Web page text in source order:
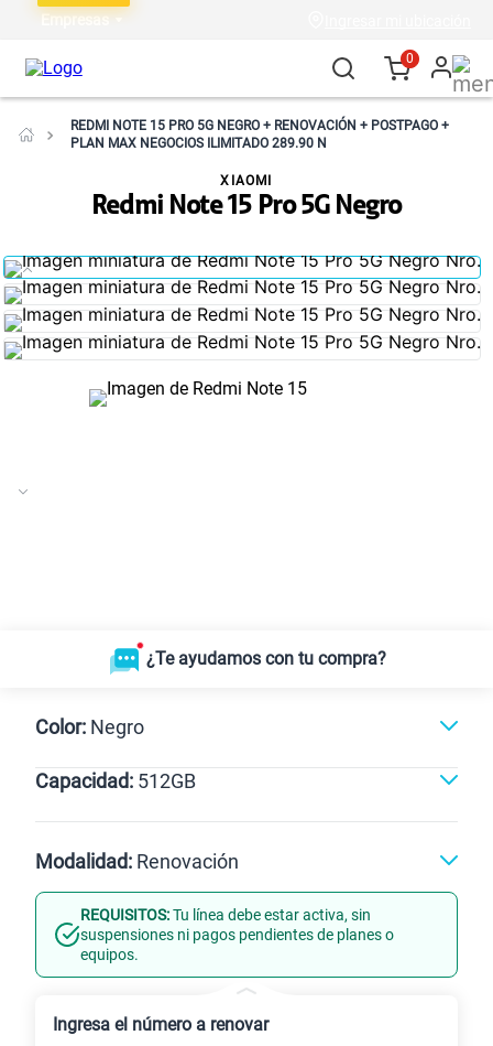
Empresas
0
REDMI NOTE 15 PRO 5G NEGRO + RENOVACIÓN + POSTPAGO +
PLAN MAX NEGOCIOS ILIMITADO 289.90 N
Redmi Note 15 Pro 5G Negro
XIAOMI
¿Te ayudamos con tu compra?
Color: Negro
Negro
Capacidad: 512GB
512GB
Modalidad: Renovación
Línea Nueva Portabilidad
REQUISITOS:Tu línea debe estar activa, sin
suspensiones ni pagos pendientes de planes o
equipos.
Ingresa el número a renovar